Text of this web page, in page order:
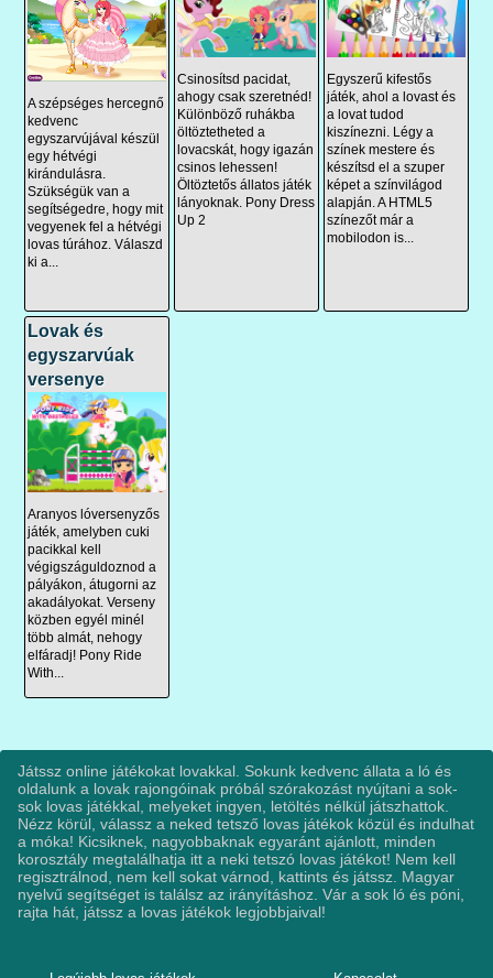
A szépséges hercegnő
kedvenc
egyszarvújával készül
egy hétvégi
kirándulásra.
Szükségük van a
segítségedre, hogy mit
vegyenek fel a hétvégi
lovas túrához. Válaszd
ki a...
Csinosítsd pacidat,
ahogy csak szeretnéd!
Különböző ruhákba
öltöztetheted a
lovacskát, hogy igazán
csinos lehessen!
Öltöztetős állatos játék
lányoknak. Pony Dress
Up 2
Egyszerű kifestős
játék, ahol a lovast és
a lovat tudod
kiszínezni. Légy a
színek mestere és
készítsd el a szuper
képet a színvilágod
alapján. A HTML5
színezőt már a
mobilodon is...
Lovak és
egyszarvúak
versenye
Aranyos lóversenyzős
játék, amelyben cuki
pacikkal kell
végigszáguldoznod a
pályákon, átugorni az
akadályokat. Verseny
közben egyél minél
több almát, nehogy
elfáradj! Pony Ride
With...
Játssz online játékokat lovakkal. Sokunk kedvenc állata a ló és
oldalunk a lovak rajongóinak próbál szórakozást nyújtani a sok-
sok lovas játékkal, melyeket ingyen, letöltés nélkül játszhattok.
Nézz körül, válassz a neked tetsző lovas játékok közül és indulhat
a móka! Kicsiknek, nagyobbaknak egyaránt ajánlott, minden
korosztály megtalálhatja itt a neki tetszó lovas játékot! Nem kell
regisztrálnod, nem kell sokat várnod, kattints és játssz. Magyar
nyelvű segítséget is találsz az irányításhoz. Vár a sok ló és póni,
rajta hát, játssz a lovas játékok legjobbjaival!